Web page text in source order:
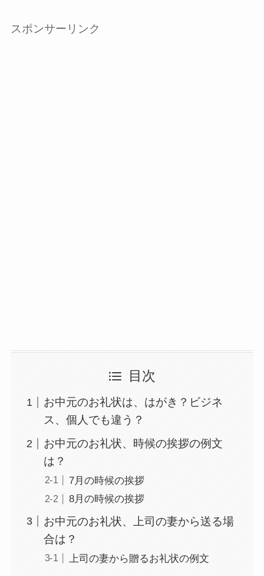
スポンサーリンク
目次
お中元のお礼状は、はがき？ビジネ
ス、個人でも違う？
お中元のお礼状、時候の挨拶の例文
は？
7月の時候の挨拶
8月の時候の挨拶
お中元のお礼状、上司の妻から送る場
合は？
上司の妻から贈るお礼状の例文